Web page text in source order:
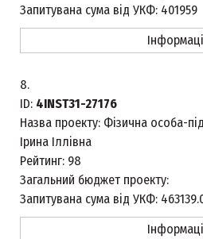
Запитувана сума від УКФ: 401959
8.
ID: 4INST31-27176
Назва проекту: Фізична особа-
Ірина Іллівна
Рейтинг: 98
Загальний бюджет проекту:
Запитувана сума від УКФ: